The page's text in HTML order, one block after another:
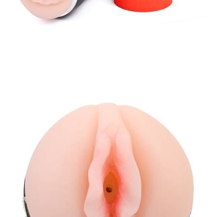
Young
Prettylove
Young